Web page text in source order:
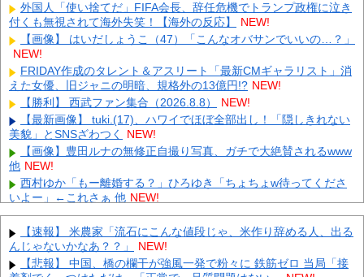
外国人「使い捨てだ」FIFA会長、辞任危機でトランプ政権に泣き
付くも無視されて海外失笑！【海外の反応】
NEW!
【画像】 はいだしょうこ（47）「こんなオバサンでいいの…？」
NEW!
FRIDAY作成のタレント＆アスリート「最新CMギャラリスト」消
えた女優、旧ジャニの明暗、規格外の13億円!? NEW!
【勝利】 西武ファン集合（2026.8.8）
NEW!
【最新画像】 tuki.(17)、ハワイでほぼ全部出し！「隠しきれない
美貌」とSNSざわつく
NEW!
【画像】豊田ルナの無修正自撮り写真、ガチで大絶賛されるwww
他 NEW!
西村ゆか「もー離婚する？」ひろゆき「ちょちょw待ってくださ
いよー」←これさぁ 他 NEW!
【VTuber】ピエ郎、二次創作のため全身図を求められる→「いつ
から俺に下半身があると錯覚していた…？」 他 NEW!
冷静に考えてPS5って6年もあったのにSwitch2よりソフト売れな
いのヤバいよな 他
NEW!
【速報】 米農家「流石にこんな値段じゃ、米作り辞める人、出る
んじゃないかなあ？？」
NEW!
【悲報】 中国、橋の欄干が強風一発で粉々に 鉄筋ゼロ 当局「接